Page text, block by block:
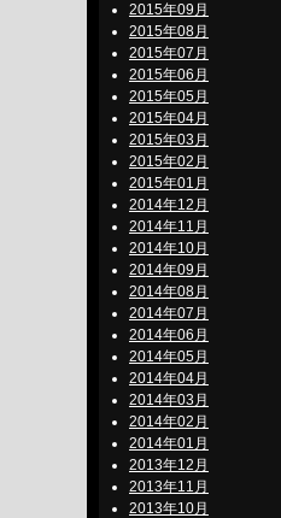
2015年09月
2015年08月
2015年07月
2015年06月
2015年05月
2015年04月
2015年03月
2015年02月
2015年01月
2014年12月
2014年11月
2014年10月
2014年09月
2014年08月
2014年07月
2014年06月
2014年05月
2014年04月
2014年03月
2014年02月
2014年01月
2013年12月
2013年11月
2013年10月